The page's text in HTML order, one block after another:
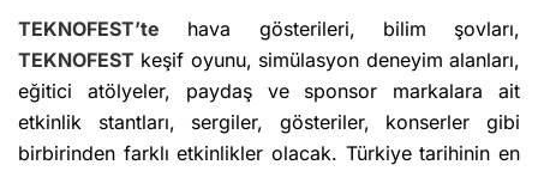
TEKNOFEST’te hava gösterileri, bilim şovları,
TEKNOFEST keşif oyunu, simülasyon deneyim alanları,
eğitici atölyeler, paydaş ve sponsor markalara ait
etkinlik stantları, sergiler, gösteriler, konserler gibi
birbirinden farklı etkinlikler olacak. Türkiye tarihinin en